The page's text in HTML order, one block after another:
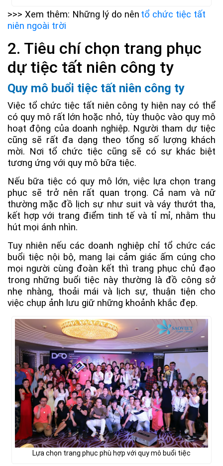
>>> Xem thêm: Những lý do nên tổ chức tiệc tất
niên ngoài trời
2. Tiêu chí chọn trang phục
dự tiệc tất niên công ty
Quy mô buổi tiệc tất niên công ty
Việc tổ chức tiệc tất niên công ty hiện nay có thể
có quy mô rất lớn hoặc nhỏ, tùy thuộc vào quy mô
hoạt động của doanh nghiệp. Người tham dự tiệc
cũng sẽ rất đa dạng theo tổng số lượng khách
mời. Nơi tổ chức tiệc cũng sẽ có sự khác biệt
tương ứng với quy mô bữa tiệc.
Nếu bữa tiệc có quy mô lớn, việc lựa chọn trang
phục sẽ trở nên rất quan trọng. Cả nam và nữ
thường mặc đồ lịch sự như suit và váy thướt tha,
kết hợp với trang điểm tinh tế và tỉ mỉ, nhằm thu
hút mọi ánh nhìn.
Tuy nhiên nếu các doanh nghiệp chỉ tổ chức các
buổi tiệc nội bộ, mang lại cảm giác ấm cúng cho
mọi người cùng đoàn kết thì trang phục chủ đạo
trong những buổi tiệc này thường là đồ công sở
nhẹ nhàng, thoải mái và lịch sự, thuận tiện cho
việc chụp ảnh lưu giữ những khoảnh khắc đẹp.
Lựa chọn trang phục phù hợp với quy mô buổi tiệc